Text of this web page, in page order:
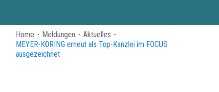
Home ・ Meldungen ・ Aktuelles ・
MEYER-KÖRING erneut als Top-Kanzlei im FOCUS
ausgezeichnet